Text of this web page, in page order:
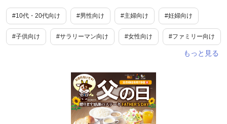
#10代・20代向け #男性向け #主婦向け #妊婦向け
#子供向け #サラリーマン向け #女性向け #ファミリー向け